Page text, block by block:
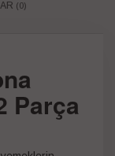
(0)
Parça